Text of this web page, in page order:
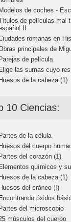
de coches -
de películas mal
II
romanas en
principales de
de película
las sumas cuyo
de la cabeza (1)
10 Ciencias:
de la célula
del cuerpo
del corazón (1)
químicos y
de la cabeza (1)
del cráneo (I)
óxidos
del microscopio
músculos del cuerpo